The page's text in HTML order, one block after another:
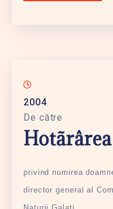
2004
De către
privind numirea
director general al